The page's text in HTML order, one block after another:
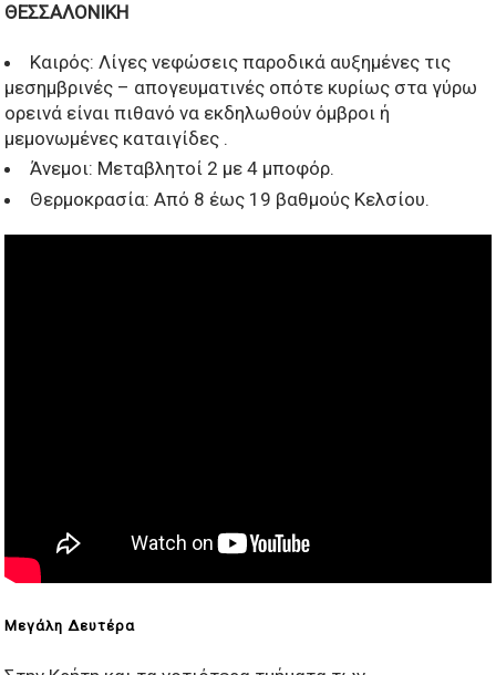
ΘΕΣΣΑΛΟΝΙΚΗ
Καιρός: Λίγες νεφώσεις παροδικά αυξημένες τις
μεσημβρινές – απογευματινές οπότε κυρίως στα γύρω
ορεινά είναι πιθανό να εκδηλωθούν όμβροι ή
μεμονωμένες καταιγίδες .
Άνεμοι: Μεταβλητοί 2 με 4 μποφόρ.
Θερμοκρασία: Από 8 έως 19 βαθμούς Κελσίου.
Μεγάλη Δευτέρα